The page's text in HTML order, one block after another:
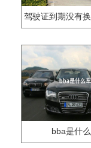
bba是什